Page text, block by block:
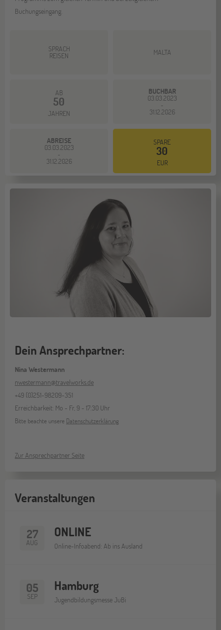
Buchungseingang.
SPRACH
REISEN MALTA
AB
50
JAHREN
BUCHBAR
03.03.2023
-
31.12.2026
ABREISE
03.03.2023
-
31.12.2026
SPARE
30
EUR
Dein Ansprechpartner:
Nina Westermann
nwestermann@travelworks.de
+49 (0)251-98209-351
Erreichbarkeit: Mo - Fr, 9 - 17:30 Uhr
Bitte beachte unsere Datenschutzerklärung
Zur Ansprechpartner Seite
Veranstaltungen
27
AUG
ONLINE
Online-Infoabend: Ab ins Ausland
05
SEP
Hamburg
Jugendbildungsmesse JuBi